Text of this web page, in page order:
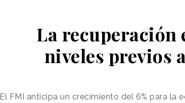
La recuperación
niveles previos
El FMI anticipa un crecimiento del 6% para la